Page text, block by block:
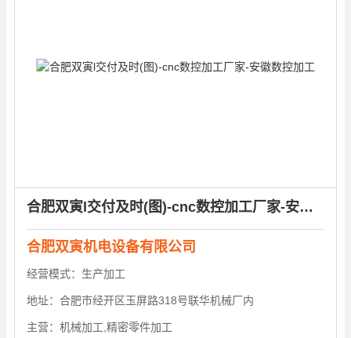
合肥双寅l交付及时(图)-cnc数控加工厂家-安徽数控加工
合肥双寅机电设备有限公司
经营模式： 生产加工
地址： 合肥市经开区玉屏路318号联华机械厂内
主营： 机械加工,精密零件加工